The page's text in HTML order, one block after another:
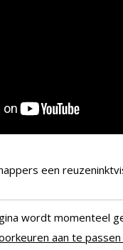
een
wordt momenteel
aan te